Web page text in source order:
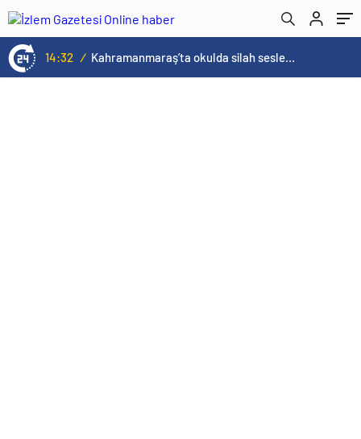
14:32 / Kahramanmaraş’ta okulda silah sesleri duyuldu! Ölü ve yaralılar var